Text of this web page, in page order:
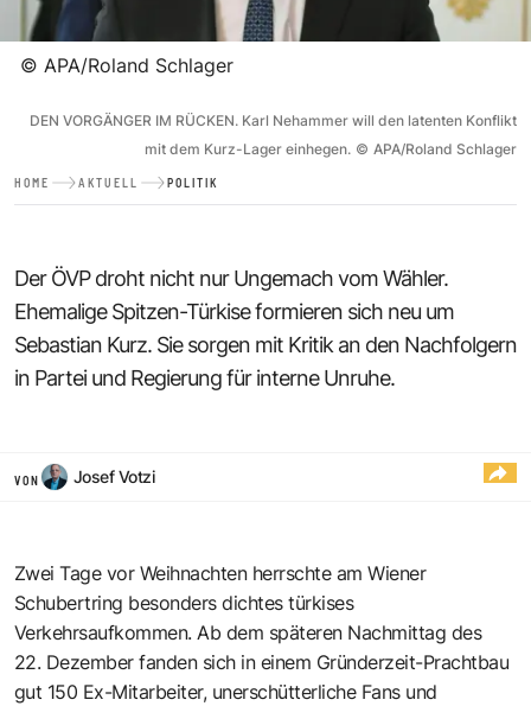
© APA/Roland Schlager
DEN VORGÄNGER IM RÜCKEN. Karl Nehammer will den latenten Konflikt
mit dem Kurz-Lager einhegen. © APA/Roland Schlager
HOME AKTUELL POLITIK
Der ÖVP droht nicht nur Ungemach vom Wähler.
Ehemalige Spitzen-Türkise formieren sich neu um
Sebastian Kurz. Sie sorgen mit Kritik an den Nachfolgern
in Partei und Regierung für interne Unruhe.
VON Josef Votzi
Zwei Tage vor Weihnachten herrschte am Wiener
Schubertring besonders dichtes türkises
Verkehrsaufkommen. Ab dem späteren Nachmittag des
22. Dezember fanden sich in einem Gründerzeit-Prachtbau
gut 150 Ex-Mitarbeiter, unerschütterliche Fans und